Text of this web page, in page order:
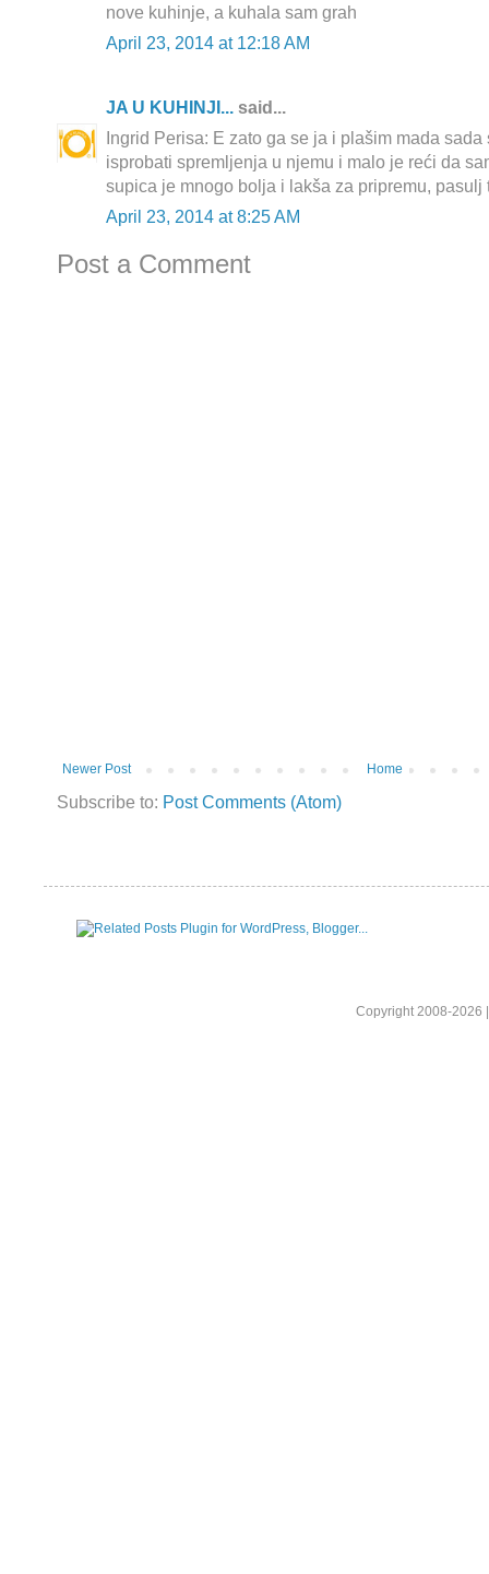
nove kuhinje, a kuhala sam grah
April 23, 2014 at 12:18 AM
JA U KUHINJI... said...
Ingrid Perisa: E zato ga se ja i plašim mada
isprobati spremljenja u njemu i malo je reći da
supica je mnogo bolja i lakša za pripremu, pasulj
April 23, 2014 at 8:25 AM
Post a Comment
Newer Post Home
Subscribe to: Post Comments (Atom)
Copyright 2008-2026